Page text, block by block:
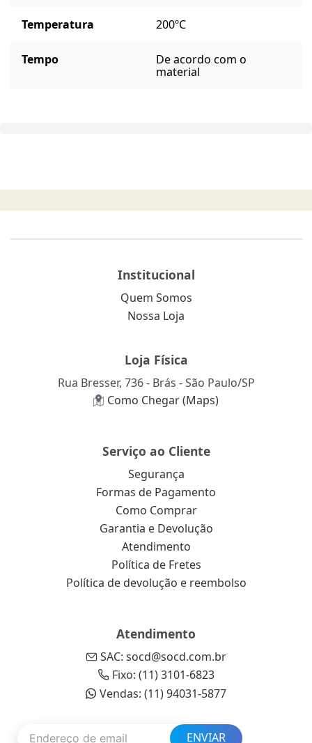
Temperatura 200ºC
Tempo
De acordo com o
material
Institucional
Quem Somos
Nossa Loja
Loja Física
Rua Bresser, 736 - Brás - São Paulo/SP
Como Chegar (Maps)
Serviço ao Cliente
Segurança
Formas de Pagamento
Como Comprar
Garantia e Devolução
Atendimento
Política de Fretes
Política de devolução e reembolso
Atendimento
SAC: socd@socd.com.br
Fixo: (11) 3101-6823
Vendas: (11) 94031-5877
ENVIAR